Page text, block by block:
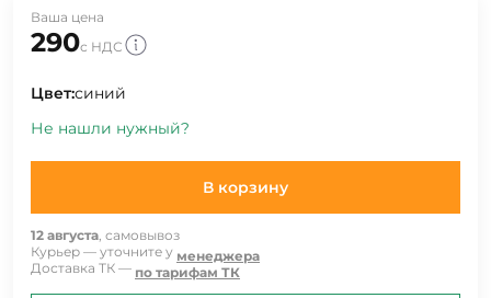
Ваша цена
290с НДС
Цвет:синий
Не нашли нужный?
В корзину
12 августа , самовывоз
Курьер — уточните у менеджера
Доставка ТК — по тарифам ТК